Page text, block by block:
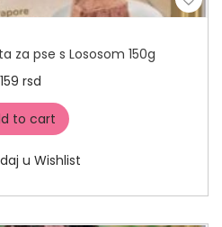
za pse s Lososom 150g
159 rsd
to cart
u Wishlist